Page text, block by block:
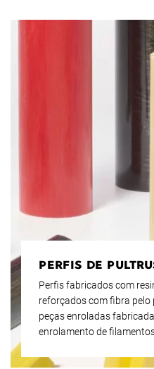
PERFIS DE
Perfis fabricados com
reforçados com fibra pelo
peças enroladas
enrolamento de